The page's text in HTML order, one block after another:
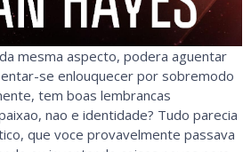
mesma aspecto, podera aguentar
se enlouquecer por sobremodo
tem boas lembrancas
nao e identidade? Tudo parecia
que voce provavelmente passava